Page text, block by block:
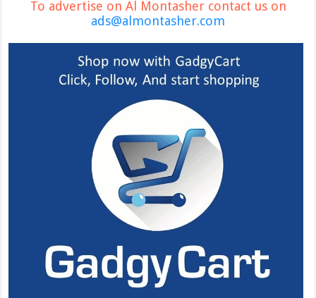
To advertise on Al Montasher contact us on
ads@almontasher.com